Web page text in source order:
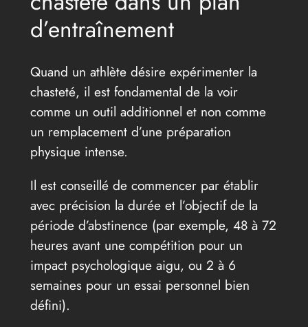
d’entraînement
Quand un athlète désire expérimenter la
chasteté, il est fondamental de la voir
comme un outil additionnel et non comme
un remplacement d’une préparation
physique intense.
Il est conseillé de commencer par établir
avec précision la durée et l’objectif de la
période d’abstinence (par exemple, 48 à 72
heures avant une compétition pour un
impact psychologique aigu, ou 2 à 6
semaines pour un essai personnel bien
défini).